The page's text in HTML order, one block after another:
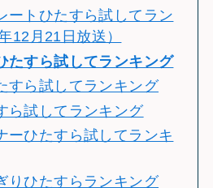
ートひたすら試してラン
12月21日放送）
たすら試してランキング
すら試してランキング
ら試してランキング
ーひたすら試してランキ
りひたすらランキング